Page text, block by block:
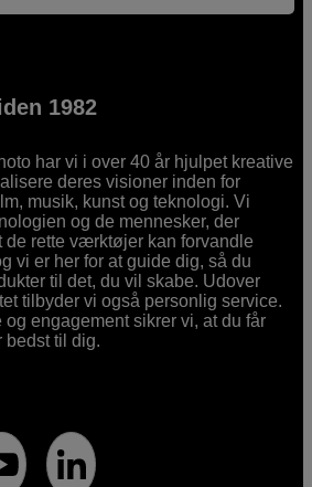
1982
har vi i over 40 år hjulpet kreative
deres visioner inden for
musik, kunst og teknologi. Vi
og de mennesker, der
de rette værktøjer kan forvandle
vi er her for at guide dig, så du
til det, du vil skabe. Udover
tilbyder vi også personlig service.
og engagement sikrer vi, at du får
bedst til dig.